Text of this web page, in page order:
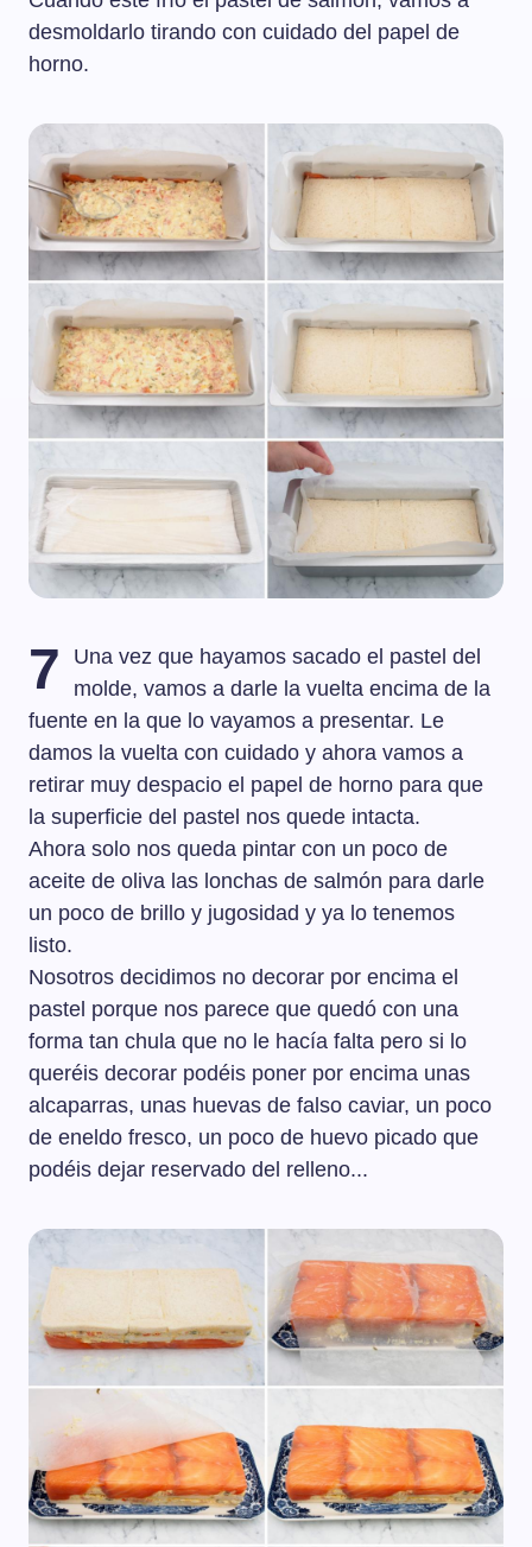
desmoldarlo tirando con cuidado del papel de
horno.
7
Una vez que hayamos sacado el pastel del
molde, vamos a darle la vuelta encima de la
fuente en la que lo vayamos a presentar. Le
damos la vuelta con cuidado y ahora vamos a
retirar muy despacio el papel de horno para que
la superficie del pastel nos quede intacta.
Ahora solo nos queda pintar con un poco de
aceite de oliva las lonchas de salmón para darle
un poco de brillo y jugosidad y ya lo tenemos
listo.
Nosotros decidimos no decorar por encima el
pastel porque nos parece que quedó con una
forma tan chula que no le hacía falta pero si lo
queréis decorar podéis poner por encima unas
alcaparras, unas huevas de falso caviar, un poco
de eneldo fresco, un poco de huevo picado que
podéis dejar reservado del relleno...